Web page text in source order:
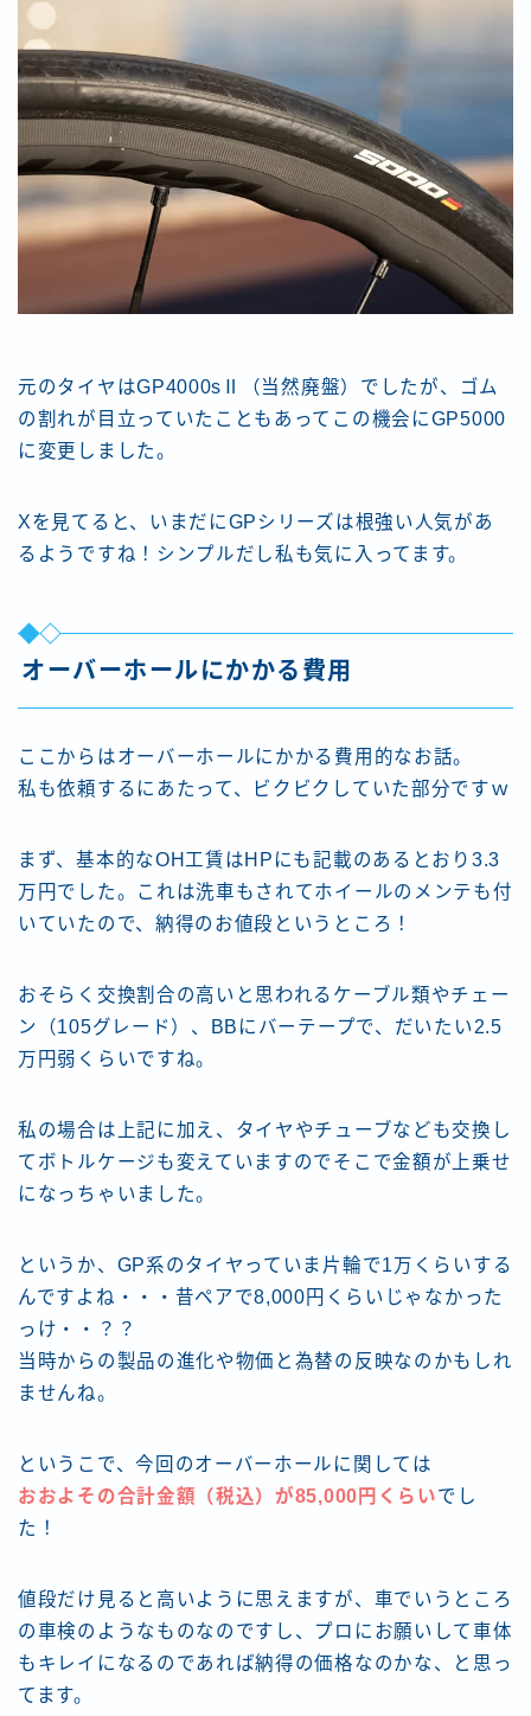
元のタイヤはGP4000sⅡ（当然廃盤）でしたが、ゴム
の割れが目立っていたこともあってこの機会にGP5000
に変更しました。
Xを見てると、いまだにGPシリーズは根強い人気があ
るようですね！シンプルだし私も気に入ってます。
オーバーホールにかかる費用
ここからはオーバーホールにかかる費用的なお話。
私も依頼するにあたって、ビクビクしていた部分ですｗ
まず、基本的なOH工賃はHPにも記載のあるとおり3.3
万円でした。これは洗車もされてホイールのメンテも付
いていたので、納得のお値段というところ！
おそらく交換割合の高いと思われるケーブル類やチェー
ン（105グレード）、BBにバーテープで、だいたい2.5
万円弱くらいですね。
私の場合は上記に加え、タイヤやチューブなども交換し
てボトルケージも変えていますのでそこで金額が上乗せ
になっちゃいました。
というか、GP系のタイヤっていま片輪で1万くらいする
んですよね・・・昔ペアで8,000円くらいじゃなかった
っけ・・？？
当時からの製品の進化や物価と為替の反映なのかもしれ
ませんね。
というこで、今回のオーバーホールに関しては
おおよその合計金額（税込）が85,000円くらいでし
た！
値段だけ見ると高いように思えますが、車でいうところ
の車検のようなものなのですし、プロにお願いして車体
もキレイになるのであれば納得の価格なのかな、と思っ
てます。